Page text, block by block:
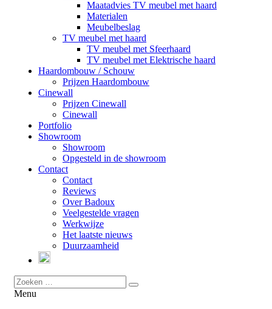
Maatadvies TV meubel met haard
Materialen
Meubelbeslag
TV meubel met haard
TV meubel met Sfeerhaard
TV meubel met Elektrische haard
Haardombouw / Schouw
Prijzen Haardombouw
Cinewall
Prijzen Cinewall
Cinewall
Portfolio
Showroom
Showroom
Opgesteld in de showroom
Contact
Contact
Reviews
Over Badoux
Veelgestelde vragen
Werkwijze
Het laatste nieuws
Duurzaamheid
Menu